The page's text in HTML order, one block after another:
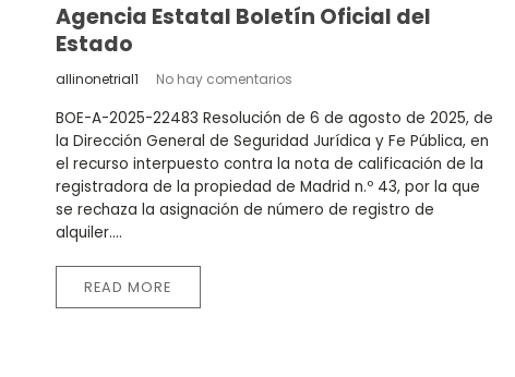
Agencia Estatal Boletín Oficial del
Estado
allinonetrial1 No hay comentarios
BOE-A-2025-22483 Resolución de 6 de agosto de 2025, de
la Dirección General de Seguridad Jurídica y Fe Pública, en
el recurso interpuesto contra la nota de calificación de la
registradora de la propiedad de Madrid n.º 43, por la que
se rechaza la asignación de número de registro de
alquiler....
READ MORE